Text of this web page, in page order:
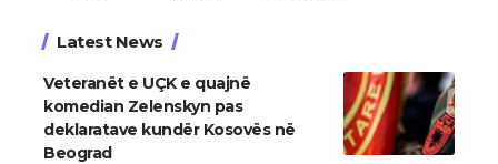
Latest News
Veteranët e UÇK e quajnë
komedian Zelenskyn pas
deklaratave kundër Kosovës në
Beograd